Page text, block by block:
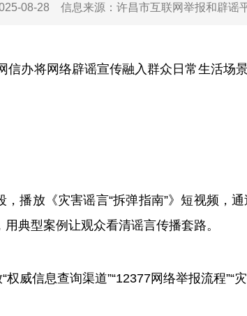
08-28 信息来源： 许昌市互联网举报和辟谣
将网络辟谣宣传融入群众日常生活场景
放《灾害谣言“拆弹指南”》短视频，通
典型案例让观众看清谣言传播套路。
信息查询渠道”“12377网络举报流程”“